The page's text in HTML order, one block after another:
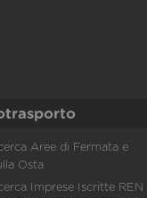
Aree di Fermata e
Osta
Imprese Iscritte REN